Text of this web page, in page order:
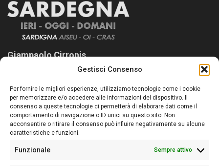
Gestisci Consenso
Per fornire le migliori esperienze, utilizziamo tecnologie come i cookie
per memorizzare e/o accedere alle informazioni del dispositivo. Il
consenso a queste tecnologie ci permetterà di elaborare dati come il
comportamento di navigazione o ID unici su questo sito. Non
acconsentire o ritirare il consenso può influire negativamente su alcune
caratteristiche e funzioni.
Funzionale Sempre attivo
Giampaolo Cirronis
Sardegna Ieri-Oggi-Domani nasce per informare “liberamente” i
lettori su quanto accade in Sardegna, con un occhio rivolto al
nostro passato e, soprattutto, al nostro futuro
Follow Us